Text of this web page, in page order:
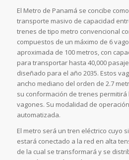
El Metro de Panamá se concibe
transporte masivo de capacidad
trenes de tipo metro convencional
compuestos de un máximo de 6
aproximada de 100 metros, con
para transportar hasta 40,000
diseñado para el año 2035. Estos
ancho mediano del orden de 2.7
su conformación de trenes
vagones. Su modalidad de
automatizada.
El metro será un tren eléctrico cuyo
estará conectado a la red en alta
de la cual se transformará y se